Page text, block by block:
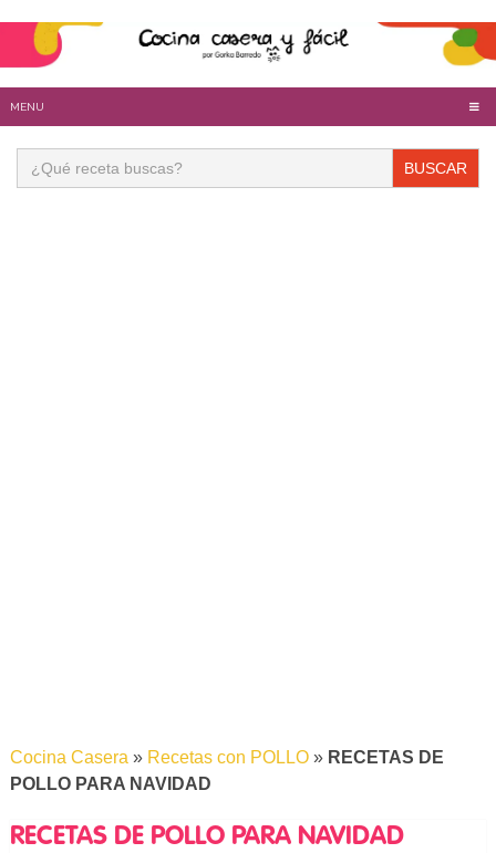
MENU
Buscar:
Cocina Casera» Recetas con POLLO» RECETAS DE
POLLO PARA NAVIDAD
RECETAS DE POLLO PARA NAVIDAD